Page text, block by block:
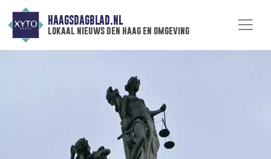
HAAGSDAGBLAD.NL
lokaal nieuws den haag en omgeving